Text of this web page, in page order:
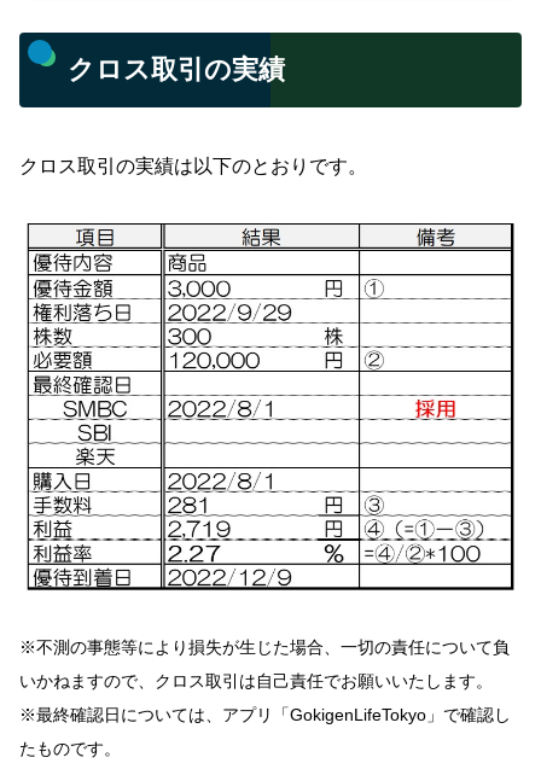
クロス取引の実績
クロス取引の実績は以下のとおりです。
※不測の事態等により損失が生じた場合、 一切の責任について負
いかねますので、クロス取引は自己責任でお願いいたします。
※最終確認日については、アプリ「GokigenLifeTokyo」で確認し
たものです。